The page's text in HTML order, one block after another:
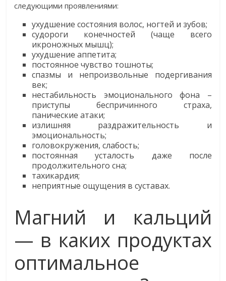
следующими проявлениями:
ухудшение состояния волос, ногтей и зубов;
судороги конечностей (чаще всего
икроножных мышц);
ухудшение аппетита;
постоянное чувство тошноты;
спазмы и непроизвольные подергивания
век;
нестабильность эмоционального фона –
приступы беспричинного страха,
панические атаки;
излишняя раздражительность и
эмоциональность;
головокружения, слабость;
постоянная усталость даже после
продолжительного сна;
тахикардия;
неприятные ощущения в суставах.
Магний и кальций
— в каких продуктах
оптимальное